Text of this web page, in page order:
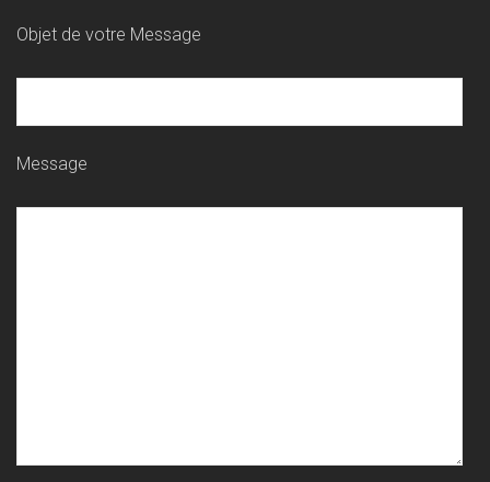
Objet de votre Message
Message